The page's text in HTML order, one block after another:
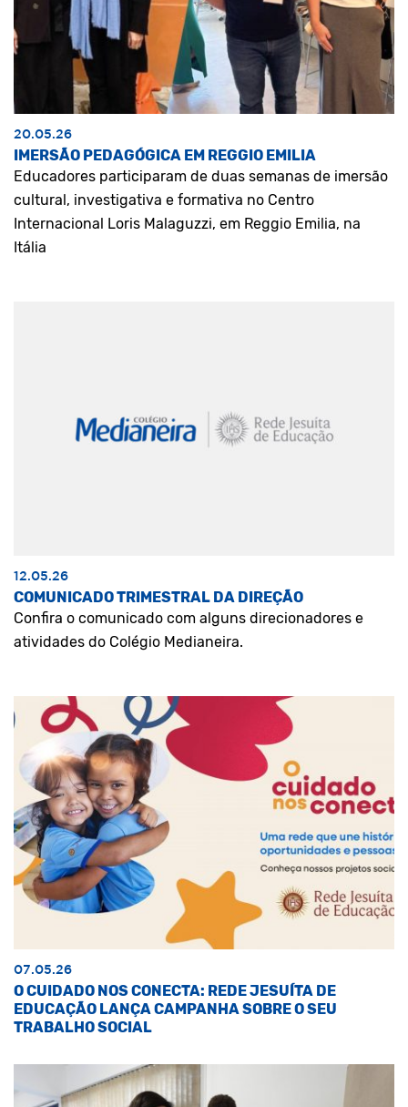
20.05.26
IMERSÃO PEDAGÓGICA EM REGGIO EMILIA
Educadores participaram de duas semanas de imersão
cultural, investigativa e formativa no Centro
Internacional Loris Malaguzzi, em Reggio Emilia, na
Itália
12.05.26
COMUNICADO TRIMESTRAL DA DIREÇÃO
Confira o comunicado com alguns direcionadores e
atividades do Colégio Medianeira.
07.05.26
O CUIDADO NOS CONECTA: REDE JESUÍTA DE
EDUCAÇÃO LANÇA CAMPANHA SOBRE O SEU
TRABALHO SOCIAL